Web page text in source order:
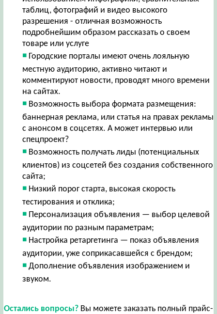
таблиц, фотографий и видео высокого
разрешения - отличная возможность
подробнейшим образом рассказать о своем
товаре или услуге
Городские порталы имеют очень лояльную
местную аудиторию, активно читают и
комментируют новости, проводят много времени
на сайтах.
Возможность выбора формата размещения:
баннерная реклама, или статья на правах рекламы
с анонсом в соцсетях. А может интервью или
спецпроект?
Возможность получать лиды (потенциальных
клиентов) из соцсетей без создания собственного
сайта;
Низкий порог старта, высокая скорость
тестирования и отклика;
Персонализация объявления — выбор целевой
аудитории по разным параметрам;
Настройка ретаргетинга — показ объявления
аудитории, уже соприкасавшейся с брендом;
Дополнение объявления изображением и
звуком.
Остались вопросы?Вы можете заказать полный прайс-